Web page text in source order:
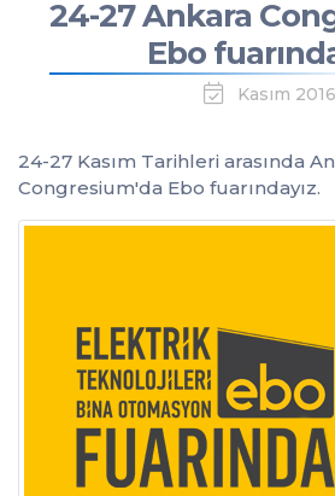
24-27 Ankara
Ebo
Kasım 2016
24-27 Kasım Tarihleri arasında
Congresium'da Ebo fuarındayız.